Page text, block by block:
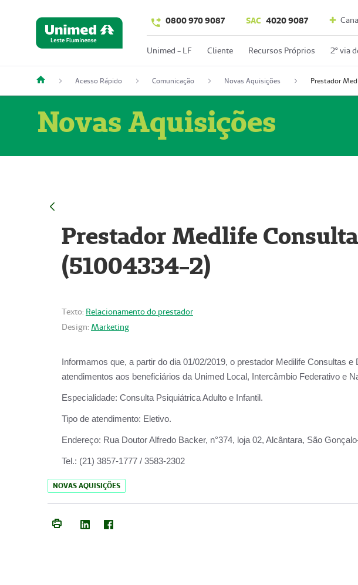
0800 970 9087 SAC 4020 9087
Unimed - LF Cliente Recursos Próprios 2º via
Acesso Rápido Comunicação Novas Aquisições
Novas Aquisições
Prestador Medlife
(51004334-2)
Texto: Relacionamento do prestador
Design: Marketing
Informamos que, a partir do dia 01/02/2019, o prestador Medilife Consultas e
atendimentos aos beneficiários da Unimed Local, Intercâmbio Federativo e
Especialidade: Consulta Psiquiátrica Adulto e Infantil.
Tipo de atendimento: Eletivo.
Endereço: Rua Doutor Alfredo Backer, n°374, loja 02, Alcântara, São
Tel.: (21) 3857-1777 / 3583-2302
NOVAS AQUISIÇÕES